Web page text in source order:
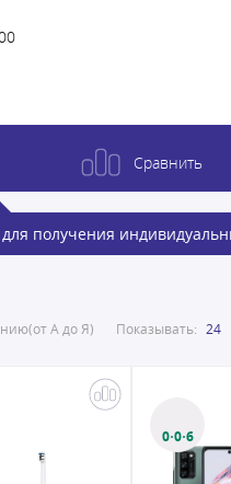
для получения
Сравнить
А до Я) Показывать: 24
0·0·6